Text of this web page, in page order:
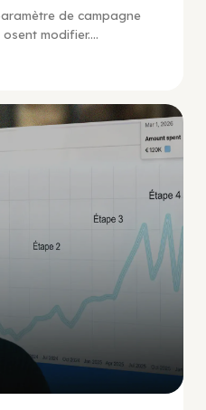
de campagne
modifier....